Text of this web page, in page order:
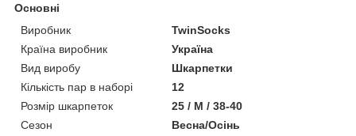
Основні
Виробник
TwinSocks
Країна виробник
Україна
Вид виробу
Шкарпетки
Кількість пар в наборі
12
Розмір шкарпеток
25 / M / 38-40
Сезон
Весна/Осінь